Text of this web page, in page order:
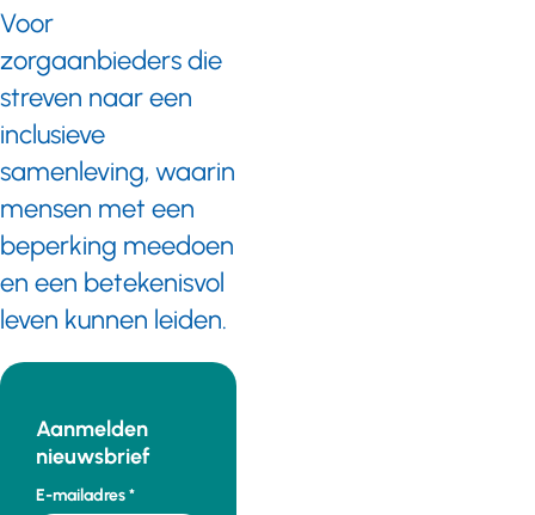
Voor
zorgaanbieders die
streven naar een
inclusieve
samenleving, waarin
mensen met een
beperking meedoen
en een betekenisvol
leven kunnen leiden.
Aanmelden
nieuwsbrief
E-mailadres